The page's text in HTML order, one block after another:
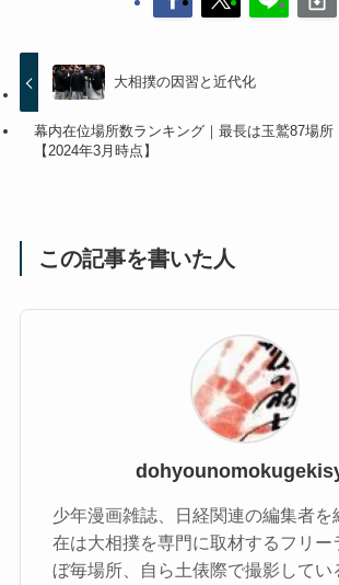
大相撲の因習と近代化
幕内在位場所数ランキング｜最長は玉鷲87場所
【2024年3月時点】
この記事を書いた人
少年漫画雑誌、日経関連の編集者を
在は大相撲を専門に取材するフリー
ぼ毎場所、自ら土俵際で撮影してい